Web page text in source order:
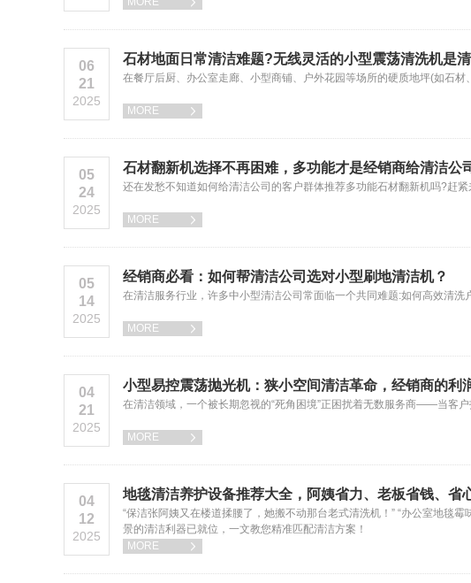
06
21
2025
石材地面日常清洁难题?无线灵活的小型震荡清洗机是
在餐厅后厨、办公室走廊、小型商铺、户外花园等场所的硬质地坪(如石
MORE 
05
24
2025
石材翻新机选择不再困难，多功能才是经销商给清洁公
还在发愁不知道如何给清洁公司的客户群体推荐多功能石材翻新机吗?赶
MORE 
05
14
2025
经销商必看：如何帮清洁公司选对小型刷地清洁机？
在清洁服务行业，许多中小型清洁公司常面临一个共同难题:如何高效清
MORE 
04
21
2025
小型易控震荡抛光机：狭小空间清洁革命，经销商的利
在清洁领域，一个被长期忽视的“死角困境”正困扰着无数服务商——当客
MORE 
04
12
2025
地毯清洁养护设备推荐大全，阿姨省力、老板省钱、省
​“保洁张阿姨又在楼道揉腰了，她搬不动那台老式清洗机！” “办公室地
景的清洁利器已就位，一文教您精准匹配清洁方案！
MORE
